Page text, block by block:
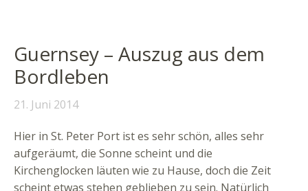
Guernsey – Auszug aus dem
Bordleben
21. Juni 2014
Hier in St. Peter Port ist es sehr schön, alles sehr
aufgeräumt, die Sonne scheint und die
Kirchenglocken läuten wie zu Hause, doch die Zeit
scheint etwas stehen geblieben zu sein. Natürlich